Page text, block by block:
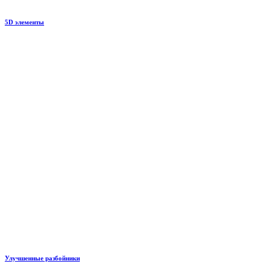
5D элементы
Улучшенные разбойники